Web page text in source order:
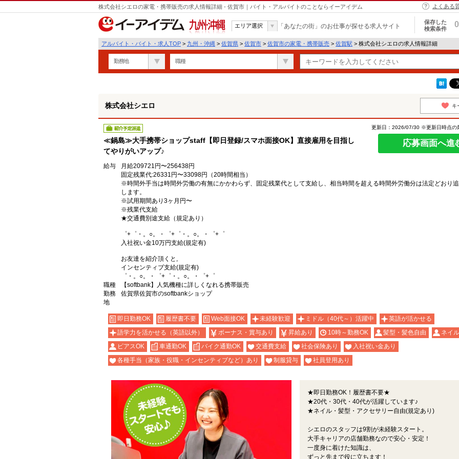
株式会社シエロの家電・携帯販売の求人情報詳細 - 佐賀市｜バイト・アルバイトのことならイーアイデム よくある
九州・沖縄
エリア選択 「あなたの街」のお仕事が探せる求人サイト
保存した
検索条件
0
アルバイト・バイト・求人TOP > 九州・沖縄 > 佐賀県 > 佐賀市 > 佐賀市の家電・携帯販売 > 佐賀駅 > 株式会社シエロの求人情報詳細
勤務地 職種
遣
株式会社シエロ キ
紹介予定派遣
≪鍋島≫大手携帯ショップstaff【即日登録/スマホ面接OK】直接雇用を目指し
てやりがいアップ♪
更新日：2026/07/30 ※更新日時点の
応募画面へ進
給与
月給209721円〜256438円
固定残業代:26331円〜33098円（20時間相当）
※時間外手当は時間外労働の有無にかかわらず、固定残業代として支給し、相当時間を超える時間外労働分は法定どおり
します。
※試用期間あり3ヶ月円〜
※残業代支給
★交通費別途支給（規定あり）
゜+゜・。○。・゜+゜・。○。・゜+゜
入社祝い金10万円支給(規定有)
お友達を紹介頂くと,
インセンティブ支給(規定有)
゜・。○。・゜+゜・。○。・゜+゜
職種
【softbank】人気機種に詳しくなれる携帯販売
勤務
地
佐賀県佐賀市のsoftbankショップ
即日勤務OK 履歴書不要 Web面接OK 未経験歓迎 ミドル（40代～）活躍中
英語が活かせる
語学力を活かせる（英語以外）
ボーナス・賞与あり 昇給あり 10時～勤務OK 髪型・髪色自由
ネイ
ピアスOK
車通勤OK バイク通勤OK 交通費支給 社会保険あり
入社祝い金あり
各種手当（家族・役職・インセンティブなど）あり
制服貸与 社員登用あり
★即日勤務OK！履歴書不要★
★20代・30代・40代が活躍しています♪
★ネイル・髪型・アクセサリー自由(規定あり)
シエロのスタッフは9割が未経験スタート。
大手キャリアの店舗勤務なので安心・安定！
一度身に着けた知識は、
ずっと先まで役に立ちます！